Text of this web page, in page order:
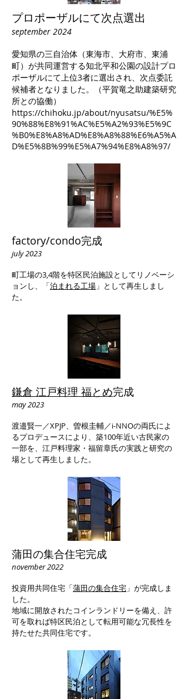
プロポーザルにて次点選出
september 2024
愛知県の三自治体（東海市、大府市、東浦
町）が共同運営する知北平和公園の設計プロ
ポーザルにて上位3者に選出され、次点委託
候補者となりました。（平賀竜之助建築研究
所との協働）
https://chihoku.jp/about/nyusatsu/%E5%
90%88%E8%91%AC%E5%A2%93%E5%9C
%B0%E8%A8%AD%E8%A8%88%E6%A5%A
D%E5%8B%99%E5%A7%94%E8%A8%97/
factory/condo完成
july 2023
​町工場の3,4階を特区民泊施設としてリノベーシ
ョンし、「泊まれる工場 」として再生しまし
た。
鎌倉 江戸料理 福とめ完成
may 2023
渡邉賢一／XPJP​、曽根圭輔／i-NNOの両氏によ
るプロデュースにより、築100年近い古民家の
一部を、江戸料理家・福留章氏の実践と研究の
場として再生しました。
蒲田の集合住宅完成
november 2022
投資用共同住宅「蒲田の集合住宅 」が完成しま
した。
地域に開放されたコインランドリーを備え、許
可を取れば特区民泊として転用可能な冗長性を
持たせた共同住宅です。